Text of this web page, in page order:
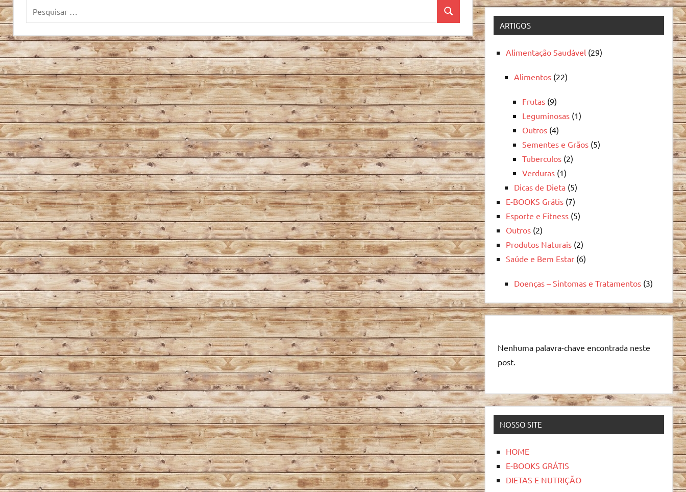
Pesquisar
por:
Pesquisa
ARTIGOS
Alimentação Saudável (29)
Alimentos (22)
Frutas (9)
Leguminosas (1)
Outros (4)
Sementes e Grãos (5)
Tuberculos (2)
Verduras (1)
Dicas de Dieta (5)
E-BOOKS Grátis (7)
Esporte e Fitness (5)
Outros (2)
Produtos Naturais (2)
Saúde e Bem Estar (6)
Doenças – Sintomas e Tratamentos (3)
Nenhuma palavra-chave encontrada neste
post.
NOSSO SITE
HOME
E-BOOKS GRÁTIS
DIETAS E NUTRIÇÃO